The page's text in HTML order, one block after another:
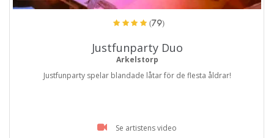
(79)
Justfunparty Duo
Arkelstorp
Justfunparty spelar blandade låtar för de flesta åldrar!
Se artistens video